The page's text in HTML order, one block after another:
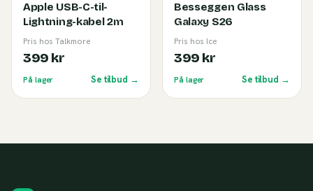
Apple USB-C-til-
Lightning-kabel 2m
Pris hos Talkmore
399 kr
På lager Se tilbud →
Besseggen Glass
Galaxy S26
Pris hos Ice
399 kr
På lager Se tilbud →